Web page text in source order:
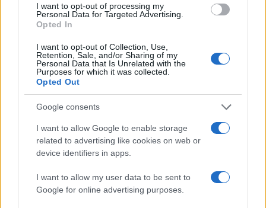
I want to opt-out of processing my
Personal Data for Targeted Advertising.
Opted In
I want to opt-out of Collection, Use,
Retention, Sale, and/or Sharing of my
Personal Data that Is Unrelated with the
Purposes for which it was collected.
Opted Out
Google consents
I want to allow Google to enable storage
related to advertising like cookies on web or
device identifiers in apps.
I want to allow my user data to be sent to
Google for online advertising purposes.
(KBTC)
Eureka Bridged PAX Gold (Terra
(PAXG)
JDB
(JDB)
$0.022
kpk ETH Prime
(KPK ETH PRIME)
$2,034.90